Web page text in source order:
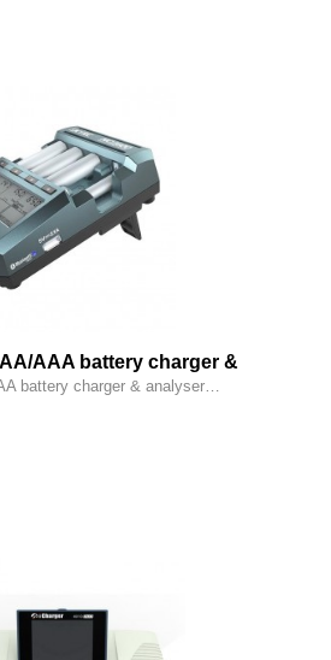
AAA battery charger &
battery charger & analyser…